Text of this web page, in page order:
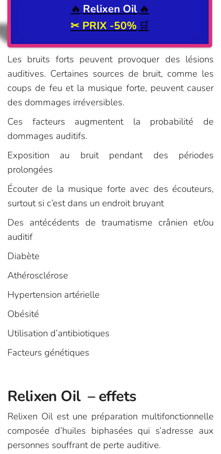
🔥Relixen Oil🔥
✂ PRIX -50% 🛒
Les bruits forts peuvent provoquer des lésions
auditives. Certaines sources de bruit, comme les
coups de feu et la musique forte, peuvent causer
des dommages irréversibles.
Ces facteurs augmentent la probabilité de
dommages auditifs.
Exposition au bruit pendant des périodes
prolongées
Écouter de la musique forte avec des écouteurs,
surtout si c’est dans un endroit bruyant
Des antécédents de traumatisme crânien et/ou
auditif
Diabète
Athérosclérose
Hypertension artérielle
Obésité
Utilisation d’antibiotiques
Facteurs génétiques
Relixen Oil – effets
Relixen Oil est une préparation multifonctionnelle
composée d’huiles biphasées qui s’adresse aux
personnes souffrant de perte auditive.